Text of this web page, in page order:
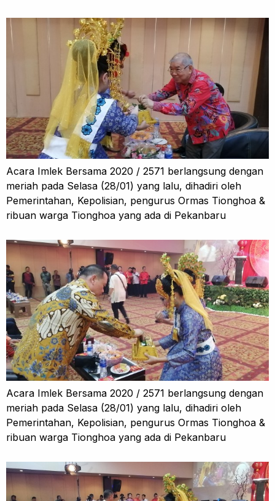
Acara Imlek Bersama 2020 / 2571 berlangsung dengan
meriah pada Selasa (28/01) yang lalu, dihadiri oleh
Pemerintahan, Kepolisian, pengurus Ormas Tionghoa &
ribuan warga Tionghoa yang ada di Pekanbaru
Acara Imlek Bersama 2020 / 2571 berlangsung dengan
meriah pada Selasa (28/01) yang lalu, dihadiri oleh
Pemerintahan, Kepolisian, pengurus Ormas Tionghoa &
ribuan warga Tionghoa yang ada di Pekanbaru